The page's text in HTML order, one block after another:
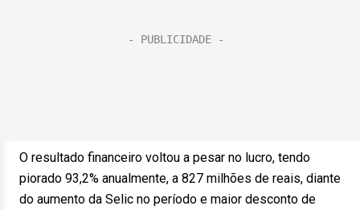
O resultado financeiro voltou a pesar no lucro, tendo
piorado 93,2% anualmente, a 827 milhões de reais, diante
do aumento da Selic no período e maior desconto de